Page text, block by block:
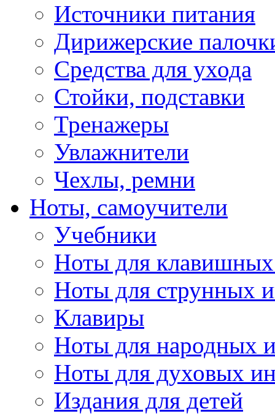
Источники питания
Дирижерские
Средства для ухода
Стойки, подставки
Тренажеры
Увлажнители
Чехлы, ремни
Ноты, самоучители
Учебники
Ноты для клавишных
Ноты для струнных
Клавиры
Ноты для народных
Ноты для духовых
Издания для детей